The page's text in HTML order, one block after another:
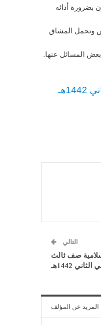
بضرورة أدائه
وتحمل المشاق
بعض المسائل عنها.
التالي
صف ثالث
1442هـ
المزيد عن المؤلف